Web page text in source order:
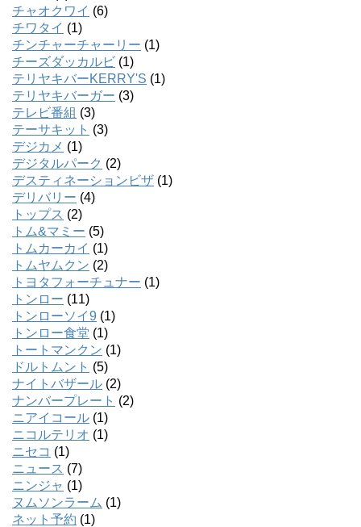
チャオクワイ (6)
チワタイ (1)
チンチャーチャーリー (1)
チーズダッカルビ (1)
テリヤキバーKERRY'S (1)
テリヤキバーガー (3)
テレビ番組 (3)
テーサキット (3)
デジカメ (1)
デジタルパーク (2)
デスティネーションビザ (1)
デリバリー (4)
トップス (2)
トム&マミー (5)
トムカーカイ (1)
トムヤムクン (2)
トヨタフォーチュナー (1)
トンロー (11)
トンローソイ9 (1)
トンロー食堂 (1)
トートマンクン (1)
ドルトムント (5)
ナイトバザール (2)
ナンバープレート (2)
ニアイコール (1)
ニコルテリオ (1)
ニセコ (1)
ニュース (7)
ニンジャ (1)
ヌムソンラーム (1)
ネット予約 (1)